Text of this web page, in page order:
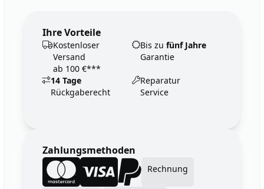
Ihre Vorteile
Kostenloser
Versand
ab 100 €***
Bis zu fünf Jahre
Garantie
14 Tage
Rückgaberecht
Reparatur
Service
Zahlungsmethoden
Rechnung